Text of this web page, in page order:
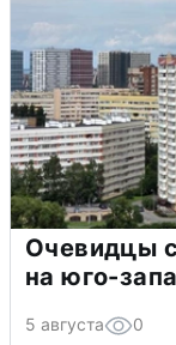
Очевидцы
на юго-
5 августа 0